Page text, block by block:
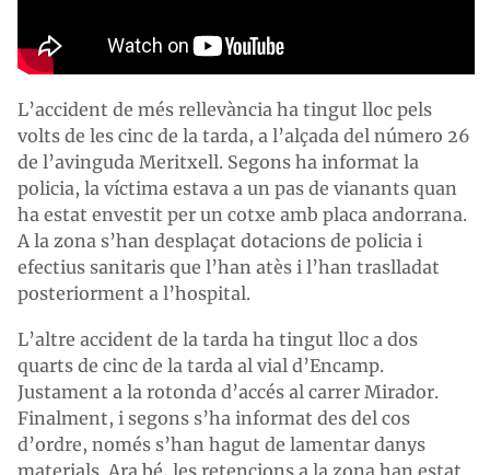
L’accident de més rellevància ha tingut lloc pels
volts de les cinc de la tarda, a l’alçada del número 26
de l’avinguda Meritxell. Segons ha informat la
policia, la víctima estava a un pas de vianants quan
ha estat envestit per un cotxe amb placa andorrana.
A la zona s’han desplaçat dotacions de policia i
efectius sanitaris que l’han atès i l’han traslladat
posteriorment a l’hospital.
L’altre accident de la tarda ha tingut lloc a dos
quarts de cinc de la tarda al vial d’Encamp.
Justament a la rotonda d’accés al carrer Mirador.
Finalment, i segons s’ha informat des del cos
d’ordre, només s’han hagut de lamentar danys
materials. Ara bé, les retencions a la zona han estat